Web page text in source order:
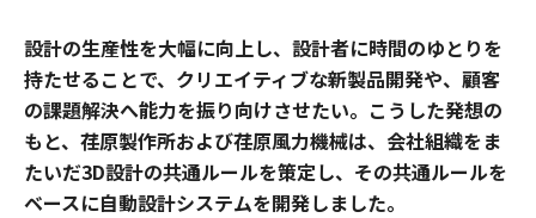
設計の生産性を大幅に向上し、設計者に時間のゆとりを
持たせることで、クリエイティブな新製品開発や、顧客
の課題解決へ能力を振り向けさせたい。こうした発想の
もと、荏原製作所および荏原風力機械は、会社組織をま
たいだ3D設計の共通ルールを策定し、その共通ルールを
ベースに自動設計システムを開発しました。